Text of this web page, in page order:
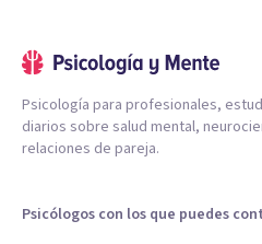
Psicología para profesionales,
diarios sobre salud mental,
relaciones de pareja.
Psicólogos con los que puedes